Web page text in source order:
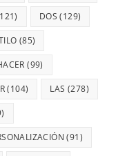
DOS (129)
(85)
(99)
(104) LAS (278)
(91)